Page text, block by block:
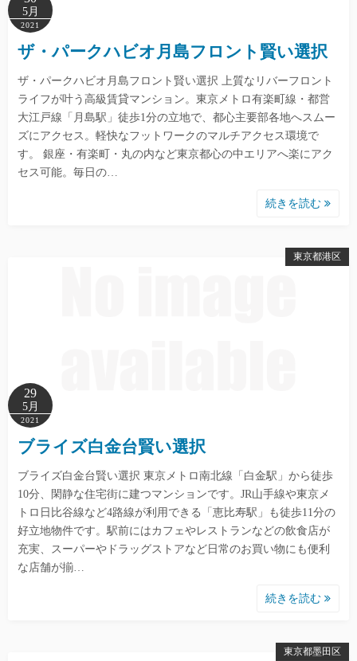
5月
2021
ザ・パークハビオ月島フロント賢い選択
ザ・パークハビオ月島フロント賢い選択 上質なリバーフロント
ライフが叶う高級賃貸マンション。東京メトロ有楽町線・都営
大江戸線「月島駅」徒歩1分の立地で、都心主要部各地へスムー
ズにアクセス。軽快なフットワークのマルチアクセス環境で
す。 銀座・有楽町・丸の内など東京都心の中エリアへ楽にアク
セス可能。毎日の…
続きを読む
東京都港区
29
5月
2021
ブライズ白金台賢い選択
ブライズ白金台賢い選択 東京メトロ南北線「白金駅」から徒歩
10分、閑静な住宅街に建つマンションです。JR山手線や東京メ
トロ日比谷線など4路線が利用できる「恵比寿駅」も徒歩11分の
好立地物件です。駅前にはカフェやレストランなどの飲食店が
充実、スーパーやドラッグストアなど日常のお買い物にも便利
な店舗が揃…
続きを読む
東京都墨田区